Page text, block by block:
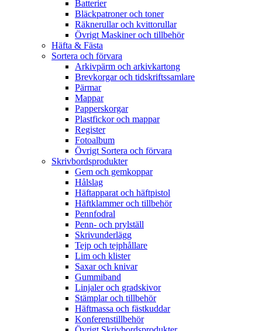
Batterier
Bläckpatroner och toner
Räknerullar och kvittorullar
Övrigt Maskiner och tillbehör
Häfta & Fästa
Sortera och förvara
Arkivpärm och arkivkartong
Brevkorgar och tidskriftssamlare
Pärmar
Mappar
Papperskorgar
Plastfickor och mappar
Register
Fotoalbum
Övrigt Sortera och förvara
Skrivbordsprodukter
Gem och gemkoppar
Hålslag
Häftapparat och häftpistol
Häftklammer och tillbehör
Pennfodral
Penn- och prylställ
Skrivunderlägg
Tejp och tejphållare
Lim och klister
Saxar och knivar
Gummiband
Linjaler och gradskivor
Stämplar och tillbehör
Häftmassa och fästkuddar
Konferenstillbehör